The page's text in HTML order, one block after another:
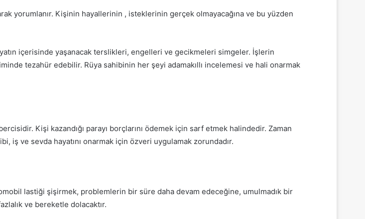
yorumlanır. Kişinin hayallerinin , isteklerinin gerçek olmayacağına ve bu yüzden
içerisinde yaşanacak terslikleri, engelleri ve gecikmeleri simgeler. İşlerin
tezahür edebilir. Rüya sahibinin her şeyi adamakıllı incelemesi ve hali onarmak
Kişi kazandığı parayı borçlarını ödemek için sarf etmek halindedir. Zaman
iş ve sevda hayatını onarmak için özveri uygulamak zorundadır.
lastiği şişirmek, problemlerin bir süre daha devam edeceğine, umulmadık bir
ve bereketle dolacaktır.